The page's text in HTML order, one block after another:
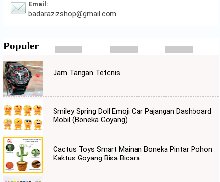
Email:
badarazizshop@gmail.com
Populer
Jam Tangan Tetonis
Smiley Spring Doll Emoji Car Pajangan Dashboard
Mobil (Boneka Goyang)
Cactus Toys Smart Mainan Boneka Pintar Pohon
Kaktus Goyang Bisa Bicara